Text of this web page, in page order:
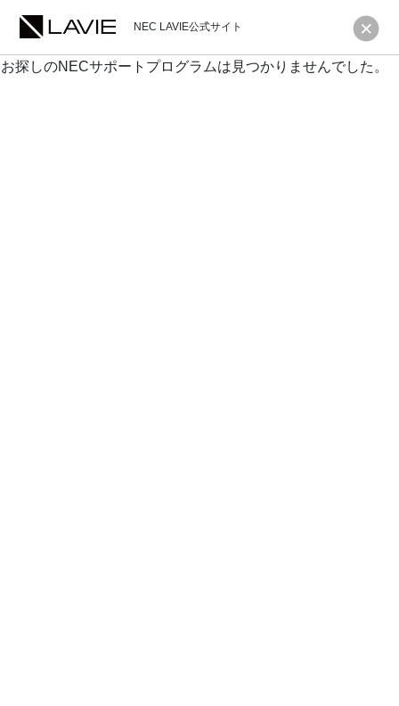
NEC LAVIE公式サイト
お探しのNECサポートプログラムは見つかりませんでした。